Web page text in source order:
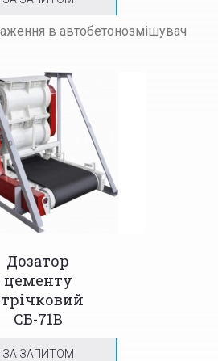
в автобетонозмішувач
Дозатор
цементу
СБ-71В
ЗА ЗАПИТОМ